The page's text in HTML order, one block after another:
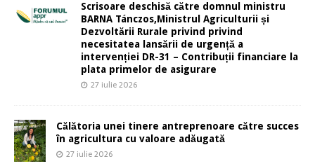
Scrisoare deschisă către domnul ministru
BARNA Tánczos,Ministrul Agriculturii și
Dezvoltării Rurale privind privind
necesitatea lansării de urgență a
intervenției DR-31 – Contribuții financiare la
plata primelor de asigurare
27 iulie 2026
Călătoria unei tinere antreprenoare către succes
în agricultura cu valoare adăugată
27 iulie 2026